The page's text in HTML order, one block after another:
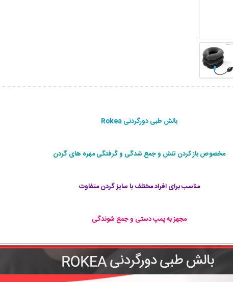
بالش طبی دورگردنی Rokea
مخصوص باز کردن تنش و جمع شدگی و گرفتگی مهره های گردن
مناسب برای افراد مختلف با سایز گردن متفاوت
مجهز به پمپ دستی و جمع شوندگی